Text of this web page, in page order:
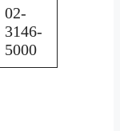
02-
3146-
5000